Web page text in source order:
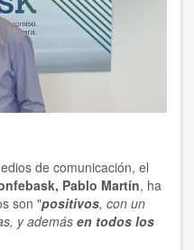
de comunicación, el
Pablo Martín, ha
son "positivos, con un
y además en todos los